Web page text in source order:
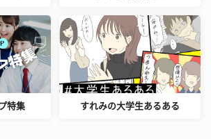
特集 すれみの大学生あるある